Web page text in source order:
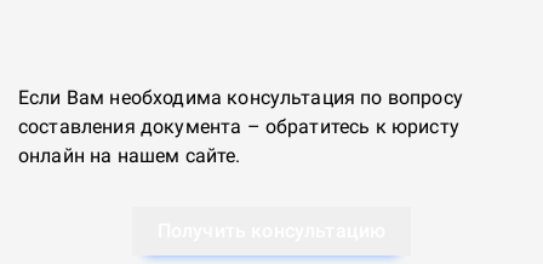
Если Вам необходима консультация по вопросу
составления документа – обратитесь к юристу
онлайн на нашем сайте.